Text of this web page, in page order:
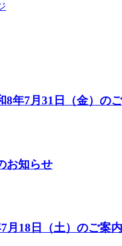
8年7月31日（金）の
お知らせ
月18日（土）のご案内